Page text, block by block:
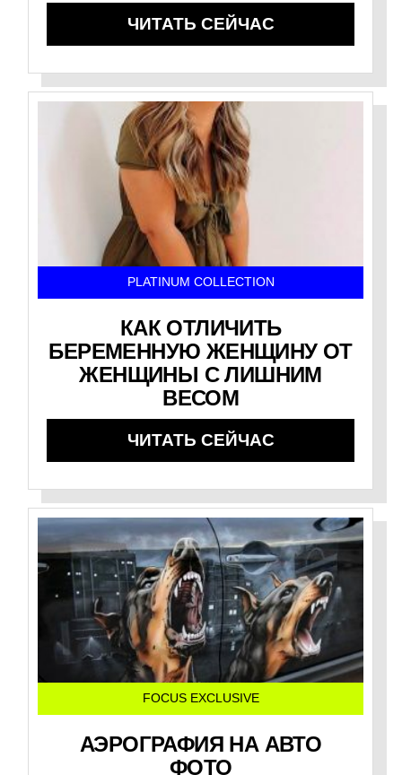
ЧИТАТЬ СЕЙЧАС
PLATINUM COLLECTION
КАК ОТЛИЧИТЬ
БЕРЕМЕННУЮ ЖЕНЩИНУ ОТ
ЖЕНЩИНЫ С ЛИШНИМ
ВЕСОМ
ЧИТАТЬ СЕЙЧАС
FOCUS EXCLUSIVE
АЭРОГРАФИЯ НА АВТО
ФОТО